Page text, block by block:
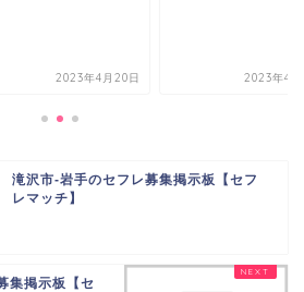
2023年4月20日 2023年4
滝沢市-岩手のセフレ募集掲示板【セフ
レマッチ】
集掲示板【セ